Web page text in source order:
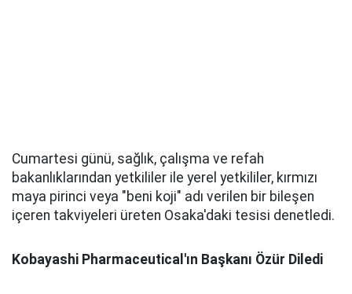
Cumartesi günü, sağlık, çalışma ve refah
bakanlıklarından yetkililer ile yerel yetkililer, kırmızı
maya pirinci veya "beni koji" adı verilen bir bileşen
içeren takviyeleri üreten Osaka'daki tesisi denetledi.
Kobayashi Pharmaceutical'ın Başkanı Özür Diledi